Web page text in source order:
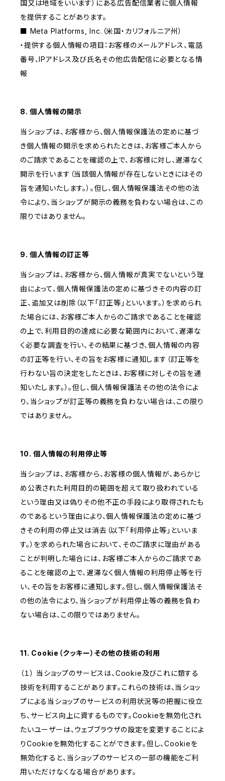
国又は地域をいいます）にある広告配信業者に個人情報
を提供することがあります。
■ Meta Platforms, Inc.（米国・カリフォルニア州）
・提供する個人情報の項目：お客様のメールアドレス、電話
番号、IPアドレス及び氏名その他広告配信に必要となる情
報
8. 個人情報の開示
当ショップは、お客様から、個人情報保護法の定めに基づ
き個人情報の開示を求められたときは、お客様ご本人から
のご請求であることを確認の上で、お客様に対し、遅滞なく
開示を行います（当該個人情報が存在しないときにはその
旨を通知いたします。）。但し、個人情報保護法その他の法
令により、当ショップが開示の義務を負わない場合は、この
限りではありません。
9. 個人情報の訂正等
当ショップは、お客様から、個人情報が真実でないという理
由によって、個人情報保護法の定めに基づきその内容の訂
正、追加又は削除（以下「訂正等」といいます。）を求められ
た場合には、お客様ご本人からのご請求であることを確認
の上で、利用目的の達成に必要な範囲内において、遅滞な
く必要な調査を行い、その結果に基づき、個人情報の内容
の訂正等を行い、その旨をお客様に通知します（訂正等を
行わない旨の決定をしたときは、お客様に対しその旨を通
知いたします。）。但し、個人情報保護法その他の法令によ
り、当ショップが訂正等の義務を負わない場合は、この限り
ではありません。
10. 個人情報の利用停止等
当ショップは、お客様から、お客様の個人情報が、あらかじ
め公表された利用目的の範囲を超えて取り扱われている
という理由又は偽りその他不正の手段により取得されたも
のであるという理由により、個人情報保護法の定めに基づ
きその利用の停止又は消去（以下「利用停止等」といいま
す。）を求められた場合において、そのご請求に理由がある
ことが判明した場合には、お客様ご本人からのご請求であ
ることを確認の上で、遅滞なく個人情報の利用停止等を行
い、その旨をお客様に通知します。但し、個人情報保護法そ
の他の法令により、当ショップが利用停止等の義務を負わ
ない場合は、この限りではありません。
11. Cookie（クッキー）その他の技術の利用
（１） 当ショップのサービスは、Cookie及びこれに類する
技術を利用することがあります。これらの技術は、当ショッ
プによる当ショップのサービスの利用状況等の把握に役立
ち、サービス向上に資するものです。Cookieを無効化され
たいユーザーは、ウェブブラウザの設定を変更することによ
りCookieを無効化することができます。但し、Cookieを
無効化すると、当ショップのサービスの一部の機能をご利
用いただけなくなる場合があります。